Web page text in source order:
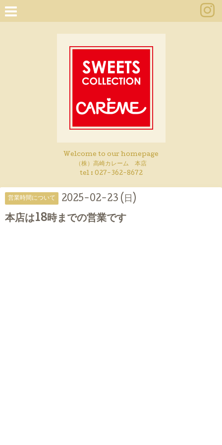
Welcome to our homepage
（株）高崎カレーム 本店
tel : 027-362-8672
営業時間について 2025-02-23 (日)
本店は18時までの営業です